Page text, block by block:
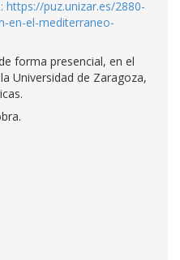
https://puz.unizar.es/2880-
en-el-mediterraneo-
forma presencial, en el
Universidad de Zaragoza,